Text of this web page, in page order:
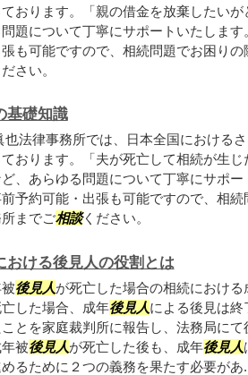
ております。「親の借金を放棄したい
題について丁寧にサポートいたします
も可能ですので、相続問題でお困り
さい。
基礎知識
也法律事務所では、日本全国における
ております。「夫が死亡して相続が生
、あらゆる問題について丁寧にサポー
予約可能・出張も可能ですので、相
までご相談ください。
おける後見人の役割とは
被後見人が死亡した場合の相続における
した場合、成年後見人による後見は
とを家庭裁判所に報告し、法務局に
被後見人が死亡した後も、成年後見人
るために２つの義務を果たす必要があ